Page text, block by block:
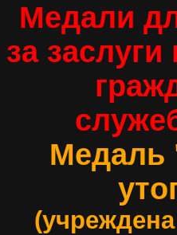
Медали
за
Медаль